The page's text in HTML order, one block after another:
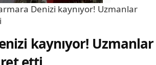
Denizi kaynıyor! Uzmanlar
kaynıyor! Uzmanlar